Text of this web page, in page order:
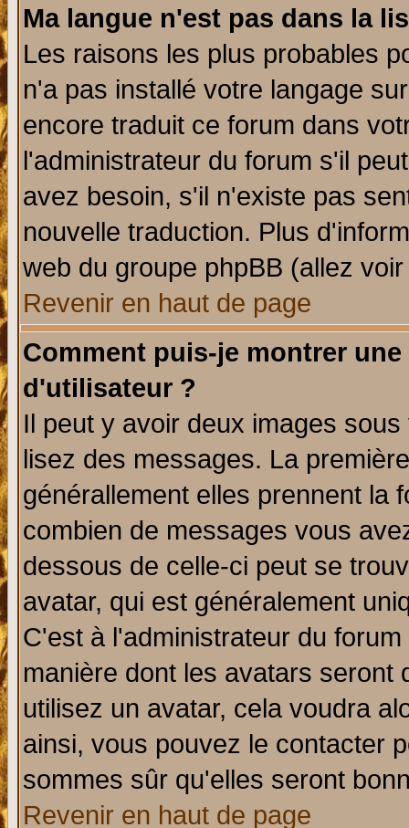
Ma langue n'est pas dans la
Les raisons les plus probables
n'a pas installé votre langage
encore traduit ce forum dans
l'administrateur du forum s'il
avez besoin, s'il n'existe pas
nouvelle traduction. Plus
web du groupe phpBB (allez
Revenir en haut de page
Comment puis-je montrer
d'utilisateur ?
Il peut y avoir deux images
lisez des messages. La
générallement elles prennent la
combien de messages vous
dessous de celle-ci peut se
avatar, qui est généralement
C'est à l'administrateur du
manière dont les avatars seront
utilisez un avatar, cela voudra
ainsi, vous pouvez le contacter
sommes sûr qu'elles seront
Revenir en haut de page